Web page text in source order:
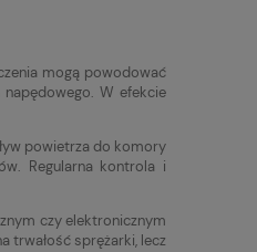
mogą powodować
W efekcie
powietrza do komory
Regularna kontrola i
czy elektronicznym
trwałość sprężarki, lecz